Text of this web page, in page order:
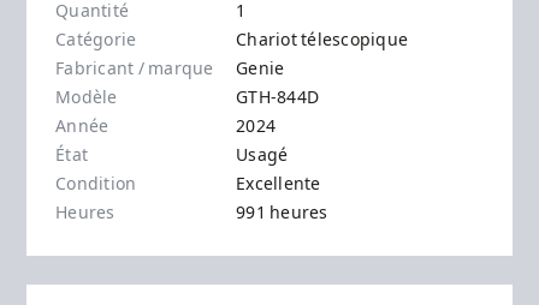
Quantité
1
Catégorie
Chariot télescopique
Fabricant / marque
Genie
Modèle
GTH-844D
Année
2024
État
Usagé
Condition
Excellente
Heures
991 heures